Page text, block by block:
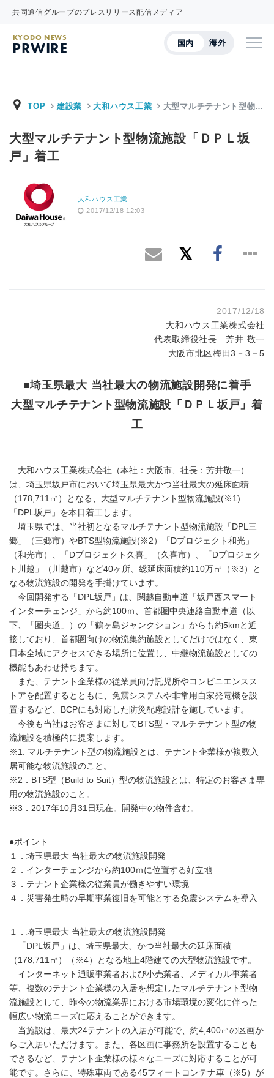
共同通信グループのプレスリリース配信メディア
国内 海外
KYODO NEWS
PRWIRE
TOP 建設業 大和ハウス工業 大型マルチテナント型物…
大型マルチテナント型物流施設「ＤＰＬ坂
戸」着工
大和ハウス工業
2017/12/18 12:03
2017/12/18
大和ハウス工業株式会社
代表取締役社長 芳井 敬一
大阪市北区梅田3－3－5
■埼玉県最大 当社最大の物流施設開発に着手
大型マルチテナント型物流施設「ＤＰＬ坂戸」着
工
大和ハウス工業株式会社（本社：大阪市、社長：芳井敬一）
は、埼玉県坂戸市において埼玉県最大かつ当社最大の延床面積
（178,711㎡）となる、大型マルチテナント型物流施設(※1)
「DPL坂戸」を本日着工します。
埼玉県では、当社初となるマルチテナント型物流施設「DPL三
郷」（三郷市）やBTS型物流施設(※2）「Dプロジェクト和光」
（和光市）、「Dプロジェクト久喜」（久喜市）、「Dプロジェク
ト川越」（川越市）など40ヶ所、総延床面積約110万㎡（※3）と
なる物流施設の開発を手掛けています。
今回開発する「DPL坂戸」は、関越自動車道「坂戸西スマート
インターチェンジ」から約100ｍ、首都圏中央連絡自動車道（以
下、「圏央道」）の「鶴ヶ島ジャンクション」からも約5kmと近
接しており、首都圏向けの物流集約施設としてだけではなく、東
日本全域にアクセスできる場所に位置し、中継物流施設としての
機能もあわせ持ちます。
また、テナント企業様の従業員向け託児所やコンビニエンスス
トアを配置するとともに、免震システムや非常用自家発電機を設
置するなど、BCPにも対応した防災配慮設計を施しています。
今後も当社はお客さまに対してBTS型・マルチテナント型の物
流施設を積極的に提案します。
※1. マルチテナント型の物流施設とは、テナント企業様が複数入
居可能な物流施設のこと。
※2．BTS型（Build to Suit）型の物流施設とは、特定のお客さま専
用の物流施設のこと。
※3．2017年10月31日現在。開発中の物件含む。
●ポイント
１．埼玉県最大 当社最大の物流施設開発
２．インターチェンジから約100ｍに位置する好立地
３．テナント企業様の従業員が働きやすい環境
４．災害発生時の早期事業復旧を可能とする免震システムを導入
１．埼玉県最大 当社最大の物流施設開発
「DPL坂戸」は、埼玉県最大、かつ当社最大の延床面積
（178,711㎡）（※4）となる地上4階建ての大型物流施設です。
インターネット通販事業者および小売業者、メディカル事業者
等、複数のテナント企業様の入居を想定したマルチテナント型物
流施設として、昨今の物流業界における市場環境の変化に伴った
幅広い物流ニーズに応えることができます。
当施設は、最大24テナントの入居が可能で、約4,400㎡の区画か
らご入居いただけます。また、各区画に事務所を設置することも
できるなど、テナント企業様の様々なニーズに対応することが可
能です。さらに、特殊車両である45フィートコンテナ車（※5）が